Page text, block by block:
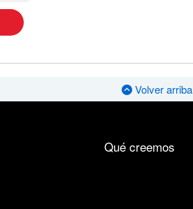
Volver arriba
Qué creemos